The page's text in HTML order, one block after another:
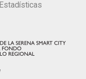
Estadísticas